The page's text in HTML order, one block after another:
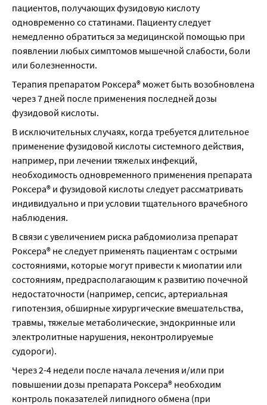
пациентов, получающих фузидовую кислоту
одновременно со статинами. Пациенту следует
немедленно обратиться за медицинской помощью при
появлении любых симптомов мышечной слабости, боли
или болезненности.
Терапия препаратом Роксера® может быть возобновлена
через 7 дней после применения последней дозы
фузидовой кислоты.
В исключительных случаях, когда требуется длительное
применение фузидовой кислоты системного действия,
например, при лечении тяжелых инфекций,
необходимость одновременного применения препарата
Роксера® и фузидовой кислоты следует рассматривать
индивидуально и при условии тщательного врачебного
наблюдения.
В связи с увеличением риска рабдомиолиза препарат
Роксера® не следует применять пациентам с острыми
состояниями, которые могут привести к миопатии или
состояниям, предрасполагающим к развитию почечной
недостаточности (например, сепсис, артериальная
гипотензия, обширные хирургические вмешательства,
травмы, тяжелые метаболические, эндокринные или
электролитные нарушения, неконтролируемые
судороги).
Через 2-4 недели после начала лечения и/или при
повышении дозы препарата Роксера® необходим
контроль показателей липидного обмена (при